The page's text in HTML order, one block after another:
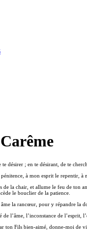
désirer ; en te désirant, de te
à mon esprit le repentir, à
de la chair, et allume le feu de ton
le bouclier de la patience.
la rancœur, pour y répandre la
l’âme, l’inconstance de l’esprit,
ton Fils bien-aimé, donne-moi de